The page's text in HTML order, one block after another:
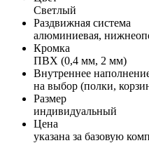
Светлый
Раздвижная система
алюминиевая,
Кромка
ПВХ (0,4 мм, 2 мм)
Внутреннее
на выбор (полки,
Размер
индивидуальный
Цена
указана за базовую